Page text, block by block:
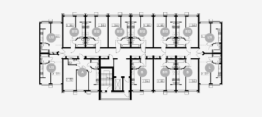
A
L13
L12
B13 B12 B13 B12 B13 B12
L11
L
B
B11
B